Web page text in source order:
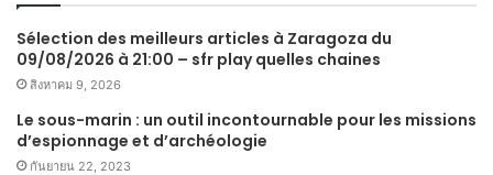
Sélection des meilleurs articles à Zaragoza du
09/08/2026 à 21:00 – sfr play quelles chaines
สิงหาคม 9, 2026
Le sous-marin : un outil incontournable pour les missions
d’espionnage et d’archéologie
กันยายน 22, 2023